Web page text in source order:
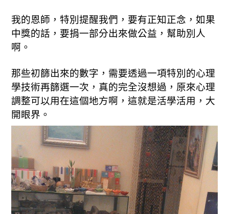
我的恩師，特別提醒我們，要有正知正念，如果
中獎的話，要捐一部分出來做公益，幫助別人
啊。
那些初篩出來的數字，需要透過一項特別的心理
學技術再篩選一次，真的完全沒想過，原來心理
調整可以用在這個地方啊，這就是活學活用，大
開眼界。